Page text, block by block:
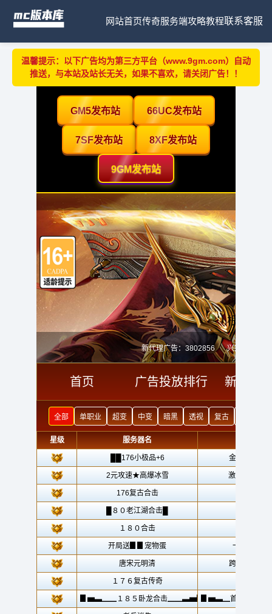
网站首页传奇服务端攻略教程联系客服
温馨提示：以下广告均为第三方平台（www.9gm.com）自动
推送，与本站及站长无关，如果不喜欢，请关闭广告！！